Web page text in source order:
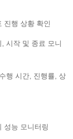
진행 상황 확인
시작 및 종료 모니
행 시간, 진행률, 상
성능 모니터링